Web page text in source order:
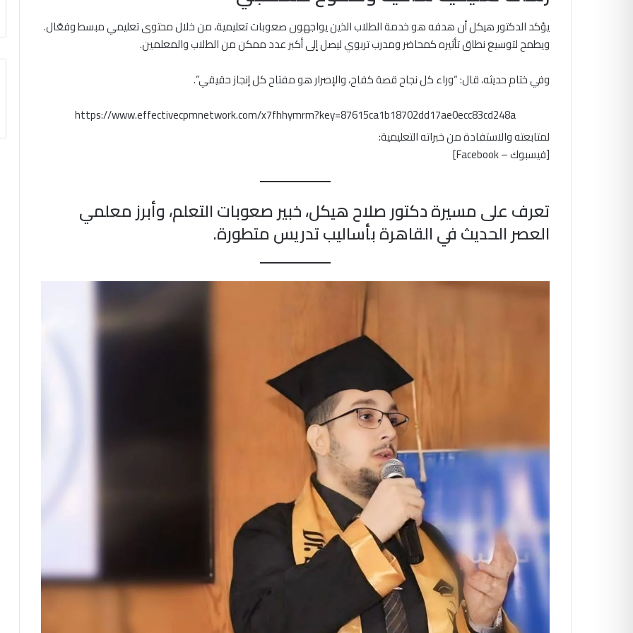
يؤكد الدكتور هيكل أن هدفه هو خدمة الطلاب الذين يواجهون صعوبات تعليمية، من خلال محتوى تعليمي مبسط وفعّال.
ويطمح لتوسيع نطاق تأثيره كمحاضر ومدرب تربوي ليصل إلى أكبر عدد ممكن من الطلاب والمعلمين.
وفي ختام حديثه، قال: “وراء كل نجاح قصة كفاح، والإصرار هو مفتاح كل إنجاز حقيقي”.
https://www.effectivecpmnetwork.com/x7fhhymrm?key=87615ca1b18702dd17ae0ecc83cd248a
لمتابعته والاستفادة من خبراته التعليمية:
[فيسبوك – Facebook]
تعرف على مسيرة دكتور صلاح هيكل، خبير صعوبات التعلم، وأبرز معلمي
العصر الحديث في القاهرة بأساليب تدريس متطورة.